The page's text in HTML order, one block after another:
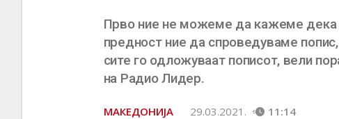
Прво ние не можеме да кажеме дека
предност ние да спроведуваме попис,
сите го одложуваат пописот, вели
на Радио Лидер.
МАКЕДОНИЈА 29.03.2021. 11:14